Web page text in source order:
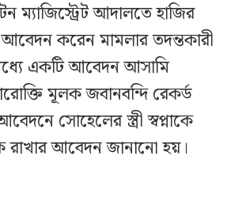
ম্যাজিস্ট্রেট আদালতে হাজির
করেন মামলার তদন্তকারী
একটি আবেদন আসামি
মূলক জবানবন্দি রেকর্ড
সোহেলের স্ত্রী স্বপ্নাকে
রাখার আবেদন জানানো হয়।